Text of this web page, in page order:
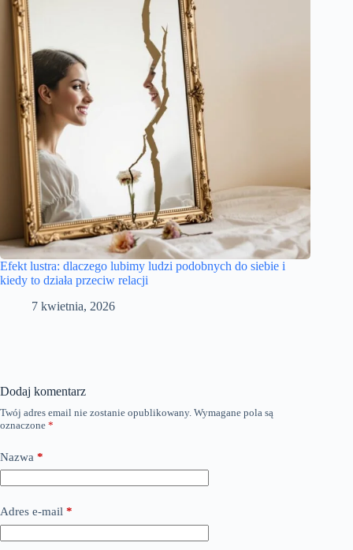
Efekt lustra: dlaczego lubimy ludzi podobnych do siebie i
kiedy to działa przeciw relacji
7 kwietnia, 2026
Dodaj komentarz
Twój adres email nie zostanie opublikowany. Wymagane pola są
oznaczone *
Nazwa *
Adres e-mail *